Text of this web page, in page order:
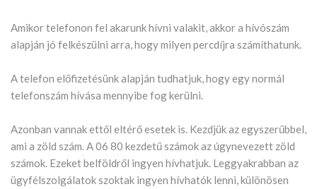
Amikor telefonon fel akarunk hívni valakit, akkor a hívószám
alapján jó felkészülni arra, hogy milyen percdíjra számíthatunk.
A telefon előfizetésünk alapján tudhatjuk, hogy egy normál
telefonszám hívása mennyibe fog kerülni.
Azonban vannak ettől eltérő esetek is. Kezdjük az egyszerűbbel,
ami a zöld szám. A 06 80 kezdetű számok az úgynevezett zöld
számok. Ezeket belföldről ingyen hívhatjuk. Leggyakrabban az
ügyfélszolgálatok szoktak ingyen hívhatók lenni, különösen